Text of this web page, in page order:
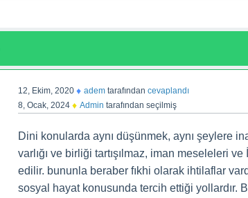
12, Ekim, 2020 ♦ adem tarafından cevaplandı
8, Ocak, 2024 ♦ Admin tarafından seçilmiş
Dini konularda aynı düşünmek, aynı şeylere
varlığı ve birliği tartışılmaz, iman meseleleri ve
edilir. bununla beraber fıkhi olarak ihtilaflar
sosyal hayat konusunda tercih ettiği yollardır.